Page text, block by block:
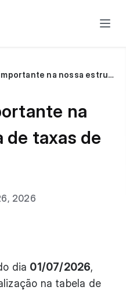
Atualização importante na nossa estrutura de taxas de criptomoedas
na
de taxas de
2026
dia 01/07/2026,
na tabela de